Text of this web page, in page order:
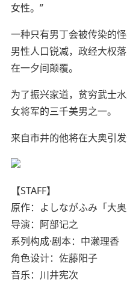
女性。”
一种只有男丁会被传染的
男性人口锐减，政经大权
在一夕间颠覆。
为了振兴家道，贫穷武士
女将军的三千美男之一。
来自市井的他将在大奥引
【STAFF】
原作：よしながふみ「大奥
导演：阿部记之
系列构成·剧本：中濑理香
角色设计：佐藤阳子
音乐：川井宪次